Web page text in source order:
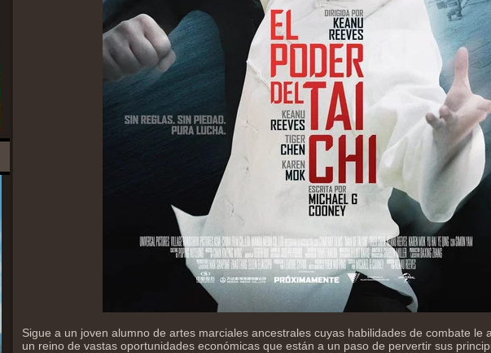
Sigue a un joven alumno de artes marciales ancestrales cuyas habilidades de combate le
un reino de vastas oportunidades económicas que están a un paso de pervertir sus